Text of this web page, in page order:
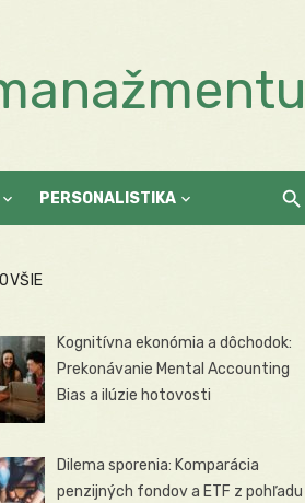
PERSONALISTIKA
Kognitívna ekonómia a dôchodok:
Prekonávanie Mental Accounting
Bias a ilúzie hotovosti
Dilema sporenia: Komparácia
penzijných fondov a ETF z pohľadu